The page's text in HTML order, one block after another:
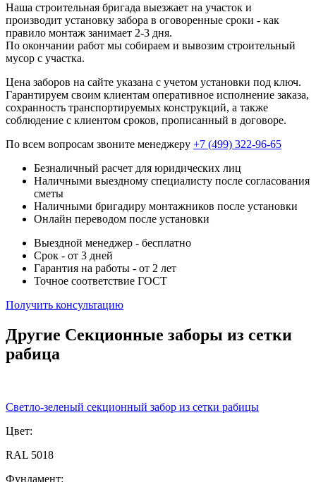
Наша строительная бригада выезжает на участок и
производит установку забора в оговоренные сроки - как
правило монтаж занимает 2-3 дня.
По окончании работ мы собираем и вывозим строительный
мусор с участка.
Цена заборов на сайте указана с учетом установки под ключ.
Гарантируем своим клиентам оперативное исполнение заказа,
сохранность транспортируемых конструкций, а также
соблюдение с клиентом сроков, прописанный в договоре.
По всем вопросам звоните менеджеру +7 (499) 322-96-65
Безналичный расчет для юридических лиц
Наличными выездному специалисту после согласования
сметы
Наличными бригадиру монтажников после установки
Онлайн переводом после установки
Выездной менеджер - бесплатно
Срок - от 3 дней
Гарантия на работы - от 2 лет
Точное соответствие ГОСТ
Получить консультацию
Другие Секционные заборы из сетки
рабица
Светло-зеленый секционный забор из сетки рабицы
Цвет:
RAL 5018
Фундамент: